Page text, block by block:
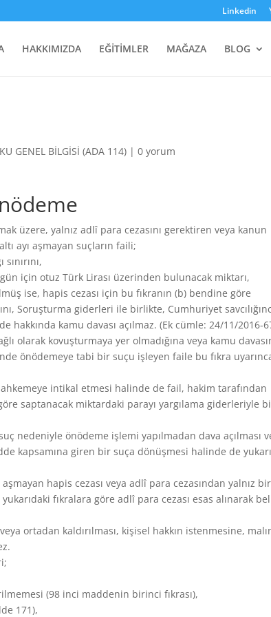
Linkedin
HAKKIMIZDA EĞİTİMLER MAĞAZA BLOG
GENEL BİLGİSİ (ADA 114) |0 yorum
üzere, yalnız adlî para cezasını gerektiren veya kanun
ayı aşmayan suçların faili;
gün için otuz Türk Lirası üzerinden bulunacak miktarı,
ise, hapis cezası için bu fıkranın (b) bendine göre
Soruşturma giderleri ile birlikte, Cumhuriyet
kamu davası açılmaz. (Ek cümle: 24/11/2016-
olarak kovuşturmaya yer olmadığına veya kamu
önödemeye tabi bir suçu işleyen faile bu fıkra
intikal etmesi halinde de fail, hakim tarafından
saptanacak miktardaki parayı yargılama giderleriyle
nedeniyle önödeme işlemi yapılmadan dava açılması
kapsamına giren bir suça dönüşmesi halinde de
hapis cezası veya adlî para cezasından yalnız
fıkralara göre adlî para cezası esas alınarak
ortadan kaldırılması, kişisel hakkın istenmesine,
(98 inci maddenin birinci fıkrası),
171),